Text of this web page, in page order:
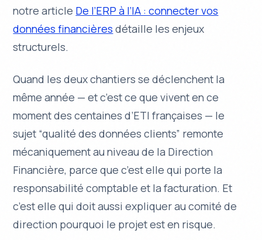
notre article De l’ERP à l’IA : connecter vos
données financières détaille les enjeux
structurels.
Quand les deux chantiers se déclenchent la
même année — et c’est ce que vivent en ce
moment des centaines d’ETI françaises — le
sujet “qualité des données clients” remonte
mécaniquement au niveau de la Direction
Financière, parce que c’est elle qui porte la
responsabilité comptable et la facturation. Et
c’est elle qui doit aussi expliquer au comité de
direction pourquoi le projet est en risque.